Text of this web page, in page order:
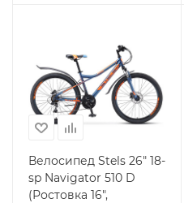
Велосипед Stels 26" 18-
sp Navigator 510 D
(Ростовка 16",